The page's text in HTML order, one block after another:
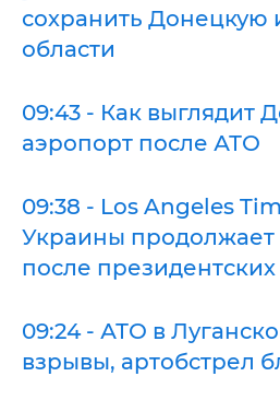
сохранить Донецкую
области
09:43 - Как выглядит
аэропорт после АТО
09:38 - Los Angeles
Украины продолжает
после
09:24 - АТО в
взрывы, артобстрел